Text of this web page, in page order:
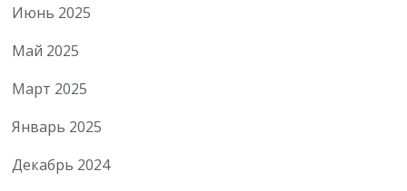
Июнь 2025
Май 2025
Март 2025
Январь 2025
Декабрь 2024